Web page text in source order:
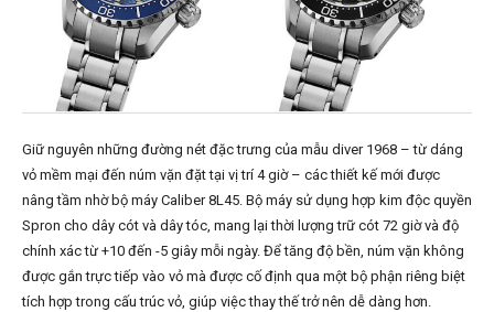
Giữ nguyên những đường nét đặc trưng của mẫu diver 1968 – từ dáng
vỏ mềm mại đến núm vặn đặt tại vị trí 4 giờ – các thiết kế mới được
nâng tầm nhờ bộ máy Caliber 8L45. Bộ máy sử dụng hợp kim độc quyền
Spron cho dây cót và dây tóc, mang lại thời lượng trữ cót 72 giờ và độ
chính xác từ +10 đến -5 giây mỗi ngày. Để tăng độ bền, núm vặn không
được gắn trực tiếp vào vỏ mà được cố định qua một bộ phận riêng biệt
tích hợp trong cấu trúc vỏ, giúp việc thay thế trở nên dễ dàng hơn.